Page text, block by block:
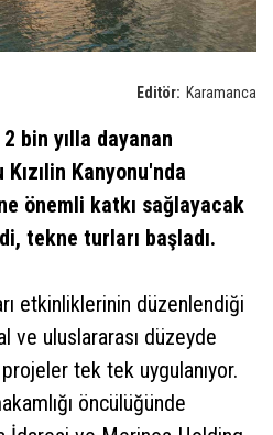
Editör: Karamanca
bin yılla dayanan
Kanyonu'nda
önemli katkı sağlayacak
tekne turları başladı.
etkinliklerinin düzenlendiği
ve uluslararası düzeyde
tek tek uygulanıyor.
öncülüğünde